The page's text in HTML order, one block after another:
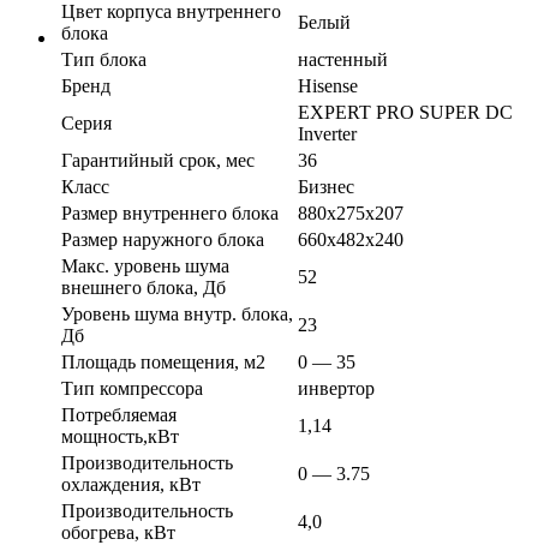
Цвет корпуса внутреннего
блока
Белый
Тип блока
настенный
Бренд
Hisense
Серия
EXPERT PRO SUPER DC
Inverter
Гарантийный срок, мес
36
Класс
Бизнес
Размер внутреннего блока
880х275х207
Размер наружного блока
660х482х240
Макс. уровень шума
внешнего блока, Дб
52
Уровень шума внутр. блока,
Дб
23
Площадь помещения, м2
0 — 35
Тип компрессора
инвертор
Потребляемая
мощность,кВт
1,14
Производительность
охлаждения, кВт
0 — 3.75
Производительность
обогрева, кВт
4,0